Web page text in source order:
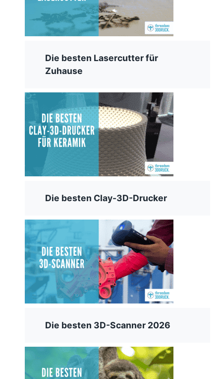
Die besten Lasercutter für
Zuhause
Die besten Clay-3D-Drucker
Die besten 3D-Scanner 2026